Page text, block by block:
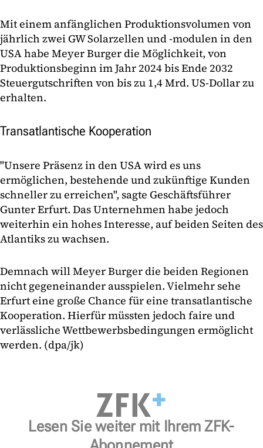
Mit einem anfänglichen Produktionsvolumen von
jährlich zwei GW Solarzellen und -modulen in den
USA habe Meyer Burger die Möglichkeit, von
Produktionsbeginn im Jahr 2024 bis Ende 2032
Steuergutschriften von bis zu 1,4 Mrd. US-Dollar zu
erhalten.
Transatlantische Kooperation
"Unsere Präsenz in den USA wird es uns
ermöglichen, bestehende und zukünftige Kunden
schneller zu erreichen", sagte Geschäftsführer
Gunter Erfurt. Das Unternehmen habe jedoch
weiterhin ein hohes Interesse, auf beiden Seiten des
Atlantiks zu wachsen.
Demnach will Meyer Burger die beiden Regionen
nicht gegeneinander ausspielen. Vielmehr sehe
Erfurt eine große Chance für eine transatlantische
Kooperation. Hierfür müssten jedoch faire und
verlässliche Wettbewerbsbedingungen ermöglicht
werden. (dpa/jk)
Lesen Sie weiter mit Ihrem ZFK-